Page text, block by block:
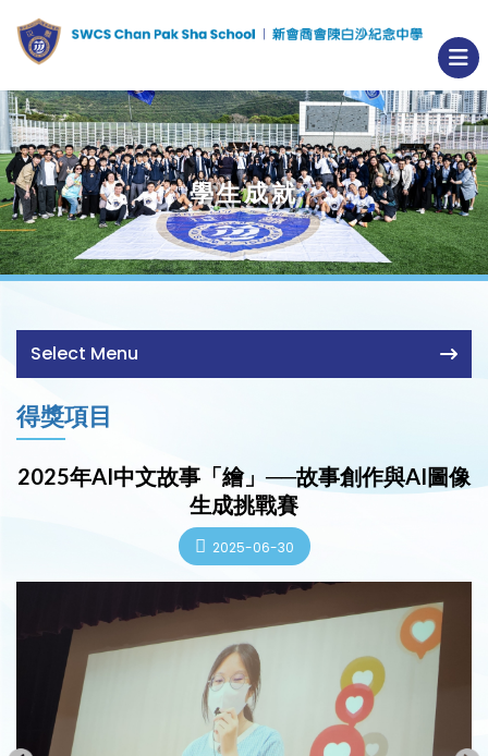
學生成就
Select Menu
得獎項目
2025年AI中文故事「繪」──故事創作與AI圖像
生成挑戰賽
2025-06-30